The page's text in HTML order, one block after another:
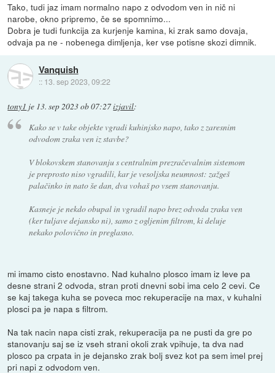
Tako, tudi jaz imam normalno napo z odvodom ven in nič ni
narobe, okno pripremo, če se spomnimo...
Dobra je tudi funkcija za kurjenje kamina, ki zrak samo dovaja,
odvaja pa ne - nobenega dimljenja, ker vse potisne skozi dimnik.
Vanquish
:: 13. sep 2023, 09:22
tony1 je 13. sep 2023 ob 07:27izjavil:
Kako se v take objekte vgradi kuhinjsko napo, tako z zaresnim
odvodom zraka ven iz stavbe?
V blokovskem stanovanju s centralnim prezračevalnim sistemom
je preprosto niso vgradili, kar je vesoljska neumnost: zažgeš
palačinko in nato še dan, dva vohaš po vsem stanovanju.
Kasneje je nekdo obupal in vgradil napo brez odvoda zraka ven
(ker tuljave dejansko ni), samo z ogljenim filtrom, ki deluje
nekako polovično in preglasno.
mi imamo cisto enostavno. Nad kuhalno plosco imam iz leve pa
desne strani 2 odvoda, stran proti dnevni sobi ima celo 2 cevi. Ce
se kaj takega kuha se poveca moc rekuperacije na max, v kuhalni
plosci pa je napa s filtrom.
Na tak nacin napa cisti zrak, rekuperacija pa ne pusti da gre po
stanovanju saj se iz vseh strani okoli zrak vpihuje, ta dva nad
plosco pa crpata in je dejansko zrak bolj svez kot pa sem imel prej
pri napi z odvodom ven.